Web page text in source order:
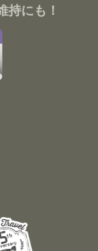
持にも！